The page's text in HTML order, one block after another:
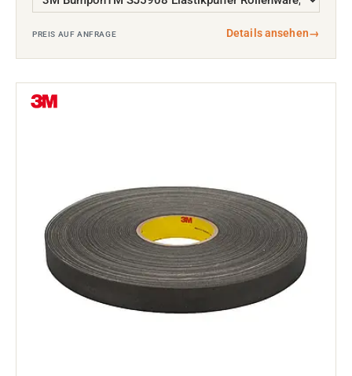
PREIS AUF ANFRAGE Details ansehen→